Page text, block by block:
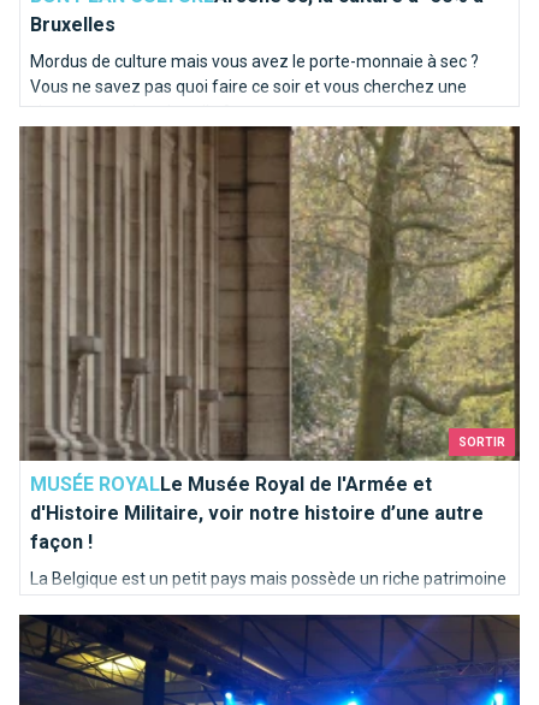
Bruxelles
Mordus de culture mais vous avez le porte-monnaie à sec ?
Vous ne savez pas quoi faire ce soir et vous cherchez une
chouette sortie culturelle ?
SORTIR
MUSÉE ROYALLe Musée Royal de l'Armée et
d'Histoire Militaire, voir notre histoire d’une autre
façon !
La Belgique est un petit pays mais possède un riche patrimoine
éperons d'or qui vu l'armée flamande défaire Napoléon en
1302. Notre armée a toujours été stratégique et puissante.
Le Musée Royal de l'Armée et d'Histoire Militaire, voir notre
Erotix Brussels, un endroit bouillant.